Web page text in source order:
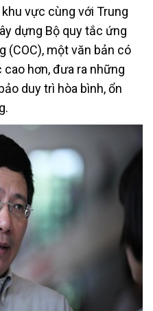
vực cùng với Trung
dựng Bộ quy tắc ứng
(COC), một văn bản có
hơn, đưa ra những
duy trì hòa bình, ổn